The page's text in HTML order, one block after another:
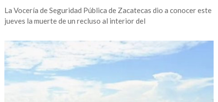
La Vocería de Seguridad Pública de Zacatecas dio a conocer este
jueves la muerte de un recluso al interior del